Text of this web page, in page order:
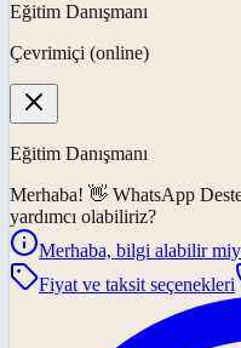
Eğitim Danışmanı
Çevrimiçi (online)
Eğitim Danışmanı
Merhaba! 👋 WhatsApp
yardımcı olabiliriz?
Merhaba, bilgi alabilir
Fiyat ve taksit seçenekleri